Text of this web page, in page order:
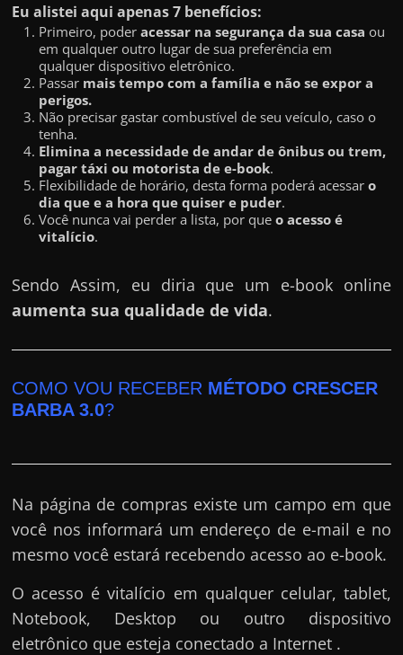
Eu alistei aqui apenas 7 benefícios:
Primeiro, poderacessar na segurança da sua casa ou
em qualquer outro lugar de sua preferência em
qualquer dispositivo eletrônico.
Passar mais tempo com a família e não se expor a
perigos.
Não precisar gastar combustível de seu veículo, caso o
tenha.
Elimina a necessidade de andar de ônibus ou trem,
pagar táxi ou motorista de e-book.
Flexibilidade de horário, desta forma poderá acessaro
dia que e a hora que quiser e puder.
Você nunca vai perder a lista, por queo acesso é
vitalício.
Sendo Assim, eu diria que um e-book online
aumenta sua qualidade de vida.
COMO VOU RECEBER MÉTODO CRESCER
BARBA 3.0?
Na página de compras existe um campo em que
você nos informará um endereço de e-mail e no
mesmo você estará recebendo acesso ao e-book.
O acesso é vitalício em qualquer celular, tablet,
Notebook, Desktop ou outro dispositivo
eletrônico que esteja conectado a Internet .